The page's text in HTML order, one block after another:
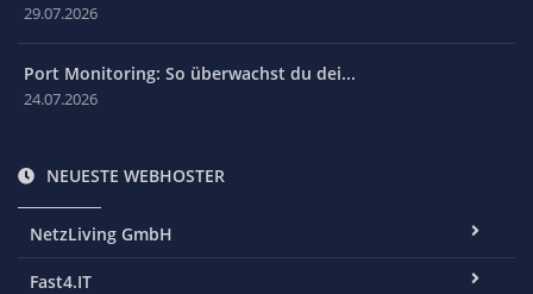
29.07.2026
Port Monitoring: So überwachst du dei...
24.07.2026
NEUESTE WEBHOSTER
NetzLiving GmbH
Fast4.IT